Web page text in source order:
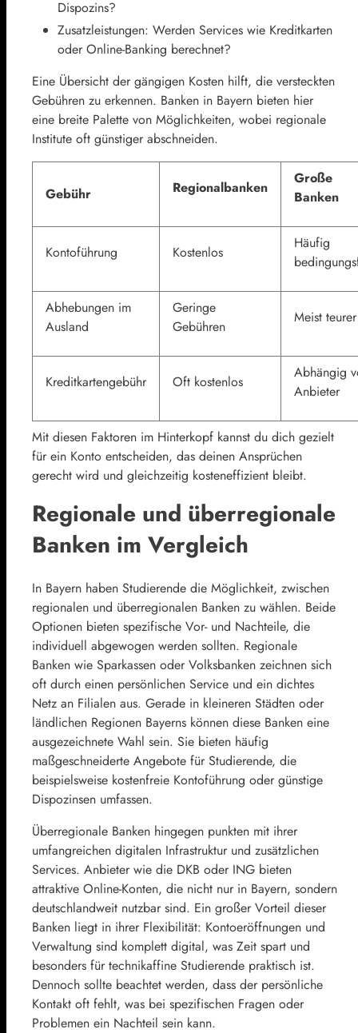
Dispozins?
Zusatzleistungen: Werden Services wie Kreditkarten
oder Online-Banking berechnet?
Eine Übersicht der gängigen Kosten hilft, die versteckten
Gebühren zu erkennen. Banken in Bayern bieten hier
eine breite Palette von Möglichkeiten, wobei regionale
Institute oft günstiger abschneiden.
Gebühr Regionalbanken
Große
Banken
Kontoführung Kostenlos
Häufig
Abhebungen im
Ausland
Geringe
Gebühren
Meist teurer
Kreditkartengebühr Oft kostenlos
Abhängig
Anbieter
Mit diesen Faktoren im Hinterkopf kannst du dich gezielt
für ein Konto entscheiden, das deinen Ansprüchen
gerecht wird und gleichzeitig kosteneffizient bleibt.
Regionale und überregionale
Banken im Vergleich
In Bayern haben Studierende die Möglichkeit, zwischen
regionalen und überregionalen Banken zu wählen. Beide
Optionen bieten spezifische Vor- und Nachteile, die
individuell abgewogen werden sollten. Regionale
Banken wie Sparkassen oder Volksbanken zeichnen sich
oft durch einen persönlichen Service und ein dichtes
Netz an Filialen aus. Gerade in kleineren Städten oder
ländlichen Regionen Bayerns können diese Banken eine
ausgezeichnete Wahl sein. Sie bieten häufig
maßgeschneiderte Angebote für Studierende, die
beispielsweise kostenfreie Kontoführung oder günstige
Dispozinsen umfassen.
Überregionale Banken hingegen punkten mit ihrer
umfangreichen digitalen Infrastruktur und zusätzlichen
Services. Anbieter wie die DKB oder ING bieten
attraktive Online-Konten, die nicht nur in Bayern, sondern
deutschlandweit nutzbar sind. Ein großer Vorteil dieser
Banken liegt in ihrer Flexibilität: Kontoeröffnungen und
Verwaltung sind komplett digital, was Zeit spart und
besonders für technikaffine Studierende praktisch ist.
Dennoch sollte beachtet werden, dass der persönliche
Kontakt oft fehlt, was bei spezifischen Fragen oder
Problemen ein Nachteil sein kann.